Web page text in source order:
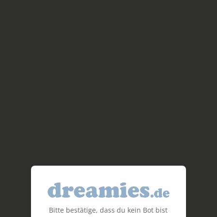
Bitte bestätige, dass du kein Bot bist